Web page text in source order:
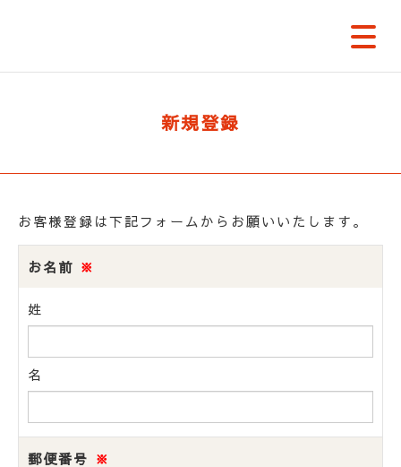
新規登録
お客様登録は下記フォームからお願いいたします。
お名前 ※
姓
名
郵便番号 ※